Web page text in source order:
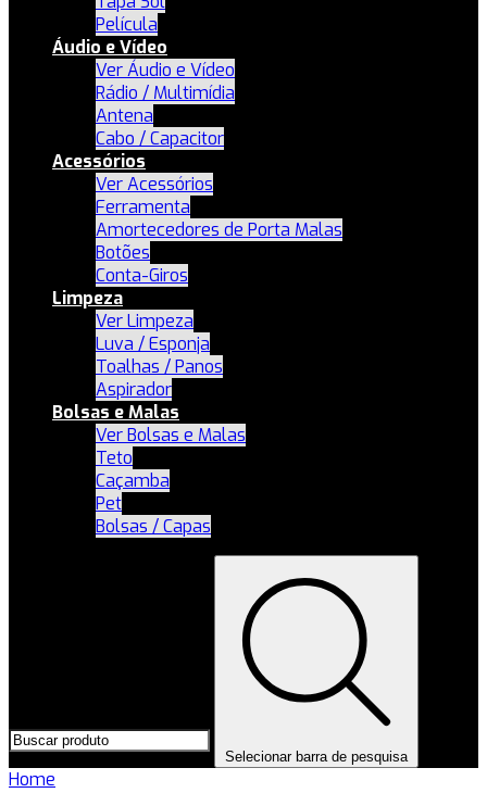
Película
Áudio e Vídeo
Ver Áudio e Vídeo
Rádio / Multimídia
Antena
Cabo / Capacitor
Acessórios
Ver Acessórios
Ferramenta
Amortecedores de Porta Malas
Botões
Conta-Giros
Limpeza
Ver Limpeza
Luva / Esponja
Toalhas / Panos
Aspirador
Bolsas e Malas
Ver Bolsas e Malas
Teto
Caçamba
Pet
Bolsas / Capas
Selecionar barra de pesquisa
Home